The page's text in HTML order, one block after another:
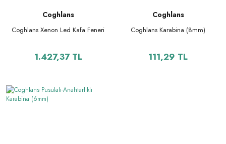
Coghlans
Coghlans Xenon Led Kafa Feneri
1.427,37 TL
Coghlans
Coghlans Karabina (8mm)
111,29 TL